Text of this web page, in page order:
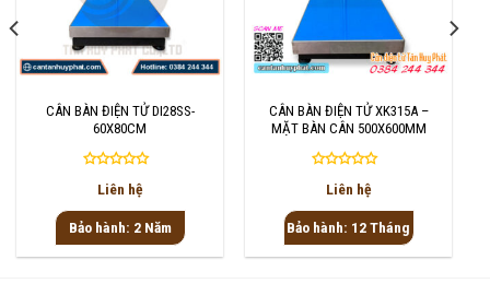
CÂN BÀN ĐIỆN TỬ DI28SS-
60X80CM
Được
hạng
0
5
Liên hệ
Bảo hành: 2 Năm
CÂN BÀN ĐIỆN TỬ XK315A –
MẶT BÀN CÂN 500X600MM
Được
hạng
0
5
Liên hệ
Bảo hành: 12 Tháng